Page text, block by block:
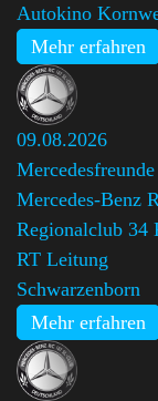
Autokino
Mehr erfahren
09.08.2026
Mercedes-Benz
Regionalclub 34
RT Leitung
Schwarzenborn
Mehr erfahren